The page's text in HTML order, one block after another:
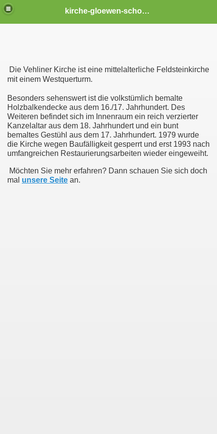
kirche-gloewen-schoenhagen
Die Vehliner Kirche ist eine mittelalterliche Feldsteinkirche
mit einem Westquerturm.
Besonders sehenswert ist die volkstümlich bemalte
Holzbalkendecke aus dem 16./17. Jahrhundert. Des
Weiteren befindet sich im Innenraum ein reich verzierter
Kanzelaltar aus dem 18. Jahrhundert und ein bunt
bemaltes Gestühl aus dem 17. Jahrhundert. 1979 wurde
die Kirche wegen Baufälligkeit gesperrt und erst 1993 nach
umfangreichen Restaurierungsarbeiten wieder eingeweiht.
Möchten Sie mehr erfahren? Dann schauen Sie sich doch
mal unsere Seite an.